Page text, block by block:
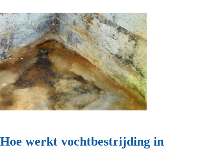
Hoe werkt vochtbestrijding in